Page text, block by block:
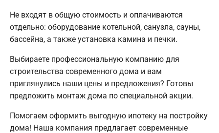
Не входят в общую стоимость и оплачиваются
отдельно: оборудование котельной, санузла, сауны,
бассейна, а также установка камина и печки.
Выбираете профессиональную компанию для
строительства современного дома и вам
приглянулись наши цены и предложения? Готовы
предложить монтаж дома по специальной акции.
Помогаем оформить выгодную ипотеку на постройку
дома! Наша компания предлагает современные